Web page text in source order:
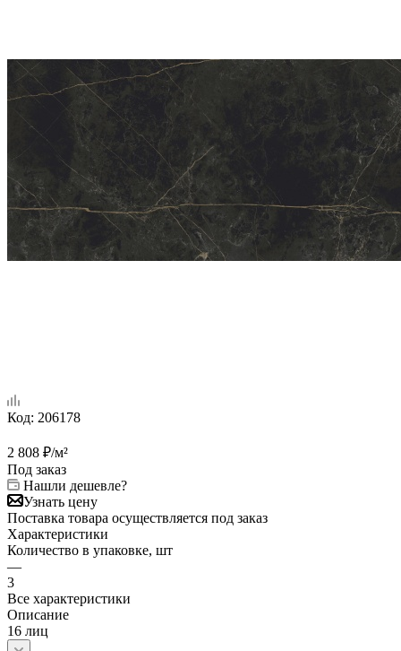
Код: 206178
2 808 ₽/м²
Под заказ
Нашли дешевле?
Узнать цену
Поставка товара осуществляется под заказ
Характеристики
Количество в упаковке, шт
—
3
Все характеристики
Описание
16 лиц